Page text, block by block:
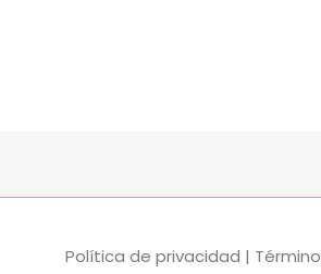
Política de privacidad |